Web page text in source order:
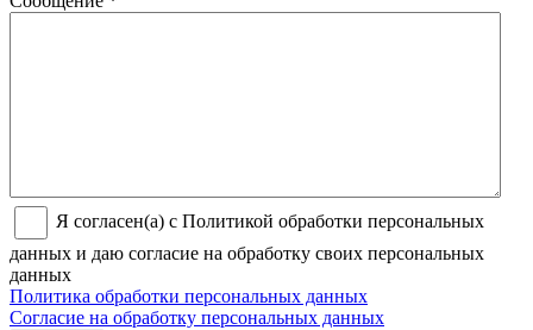
Я согласен(а) с Политикой обработки персональных
данных и даю согласие на обработку своих персональных
данных
Политика обработки персональных данных
Согласие на обработку персональных данных